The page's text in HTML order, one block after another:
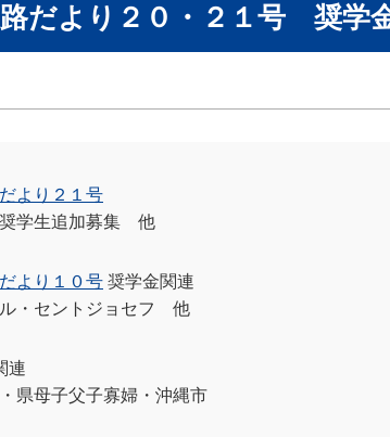
路だより２０・２１号 奨学
より２１号
奨学生追加募集 他
より１０号 奨学金関連
・セントジョセフ 他
連
県母子父子寡婦・沖縄市